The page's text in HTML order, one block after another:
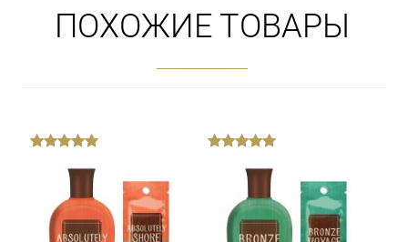
ПОХОЖИЕ ТОВАРЫ